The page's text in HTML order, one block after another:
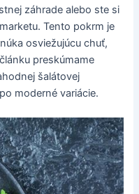
záhrade alebo ste si
Tento pokrm je
osviežujúcu chuť,
preskúmame
šalátovej
moderné variácie.